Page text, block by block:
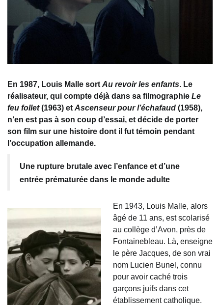
En 1987, Louis Malle sort Au revoir les enfants. Le
réalisateur, qui compte déjà dans sa filmographie Le
feu follet(1963) et Ascenseur pour l’échafaud (1958),
n’en est pas à son coup d’essai, et décide de porter
son film sur une histoire dont il fut témoin pendant
l’occupation allemande.
Une rupture brutale avec l’enfance et d’une
entrée prématurée dans le monde adulte
En 1943, Louis Malle, alors
âgé de 11 ans, est scolarisé
au collège d’Avon, près de
Fontainebleau. Là, enseigne
le père Jacques, de son vrai
nom Lucien Bunel, connu
pour avoir caché trois
garçons juifs dans cet
établissement catholique.